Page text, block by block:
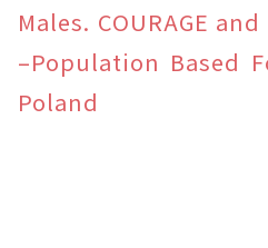
Males. COURAGE and
–Population Based
Poland